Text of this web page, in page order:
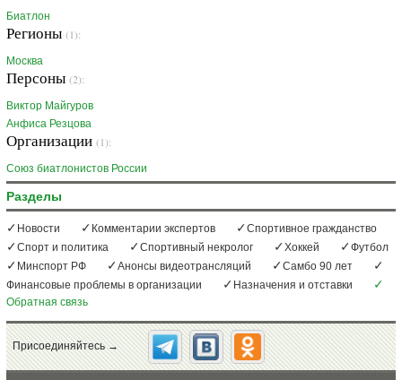
Биатлон
Регионы (1):
Москва
Персоны (2):
Виктор Майгуров
Анфиса Резцова
Организации (1):
Союз биатлонистов России
Разделы
Новости Комментарии экспертов
Спортивное гражданство
Спорт и политика
Спортивный некролог Хоккей
Футбол
Минспорт РФ
Анонсы видеотрансляций
Самбо 90 лет
Финансовые проблемы в организации
Назначения и отставки
Обратная связь
Присоединяйтесь →